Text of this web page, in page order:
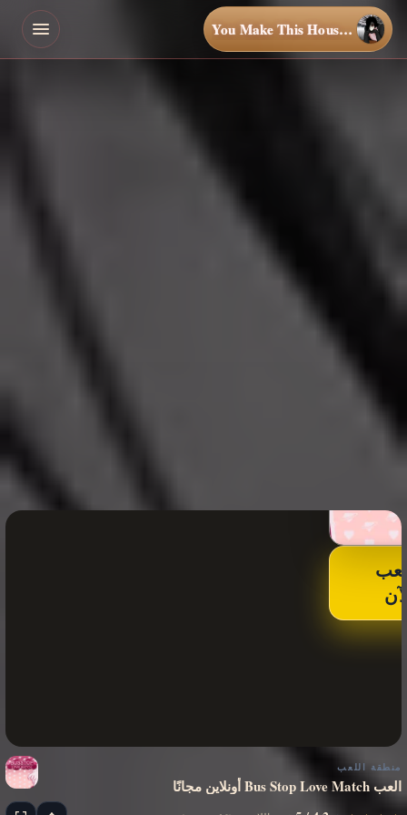
You Make This House a Home
منطقة اللعب
العب Bus Stop Love Match أونلاين مجانًا